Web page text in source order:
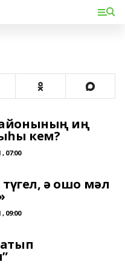
иң
кем?
07:00
түгел, ә ошо мәл
09:00